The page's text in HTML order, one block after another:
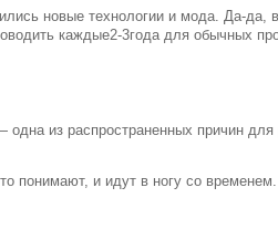
новые технологии и мода. Да-да,
каждые2-3года для обычных
из распространенных причин для
понимают, и идут в ногу со временем.